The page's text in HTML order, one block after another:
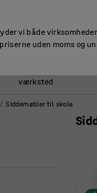
værksted
Siddemøbler til skole
vi både
uden moms og